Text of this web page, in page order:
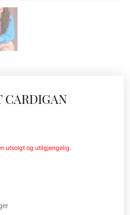
CARDIGAN
utsolgt og utilgjengelig.